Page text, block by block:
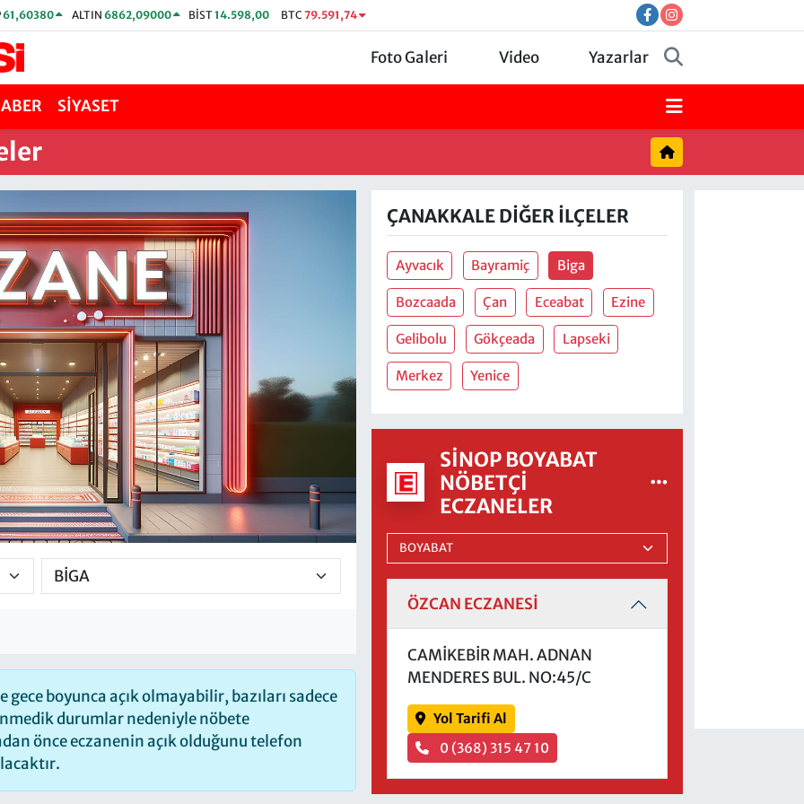
61,60380 ALTIN 6862,09000 BİST14.598,00 BTC 79.591,74
Foto Galeri Video Yazarlar
SİYASET
gece boyunca açık olmayabilir, bazıları sadece
durumlar nedeniyle nöbete
önce eczanenin açık olduğunu telefon
ÇANAKKALE DIĞER İLÇELER
Ayvacık Bayramiç Biga
Bozcaada Çan Eceabat Ezine
Gelibolu Gökçeada Lapseki
Merkez Yenice
SINOP BOYABAT
NÖBETÇI
ECZANELER
ÖZCAN ECZANESİ
CAMİKEBİR MAH. ADNAN
MENDERES BUL. NO:45/C
Yol Tarifi Al
0 (368) 315 47 10